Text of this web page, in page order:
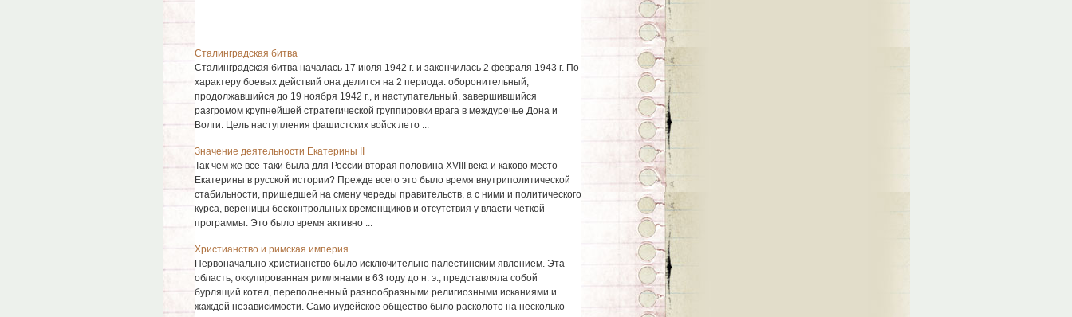
Сталинградская битва
Сталинградская битва началась 17 июля 1942 г. и закончилась 2 февраля 1943 г. По
характеру боевых действий она делится на 2 периода: оборонительный,
продолжавшийся до 19 ноября 1942 г., и наступательный, завершившийся
разгромом крупнейшей стратегической группировки врага в междуречье Дона и
Волги. Цель наступления фашистских войск лето ...
Значение деятельности Екатерины II
Так чем же все-таки была для России вторая половина XVIII века и каково место
Екатерины в русской истории? Прежде всего это было время внутриполитической
стабильности, пришедшей на смену череды правительств, а с ними и политического
курса, вереницы бесконтрольных временщиков и отсутствия у власти четкой
программы. Это было время активно ...
Христианство и римская империя
Первоначально христианство было исключительно палестинским явлением. Эта
область, оккупированная римлянами в 63 году до н. э., представляла собой
бурлящий котел, переполненный разнообразными религиозными исканиями и
жаждой независимости. Само иудейское общество было расколото на несколько